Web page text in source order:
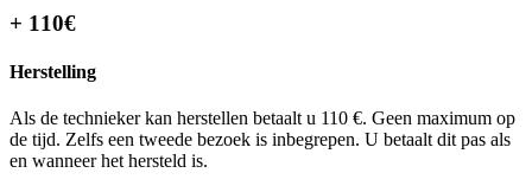
+ 110€
Herstelling
Als de technieker kan herstellen betaalt u 110 €. Geen maximum op
de tijd. Zelfs een tweede bezoek is inbegrepen. U betaalt dit pas als
en wanneer het hersteld is.